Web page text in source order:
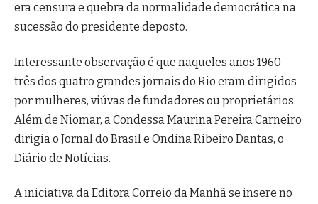
era censura e quebra da normalidade democrática na
sucessão do presidente deposto.
Interessante observação é que naqueles anos 1960
três dos quatro grandes jornais do Rio eram dirigidos
por mulheres, viúvas de fundadores ou proprietários.
Além de Niomar, a Condessa Maurina Pereira Carneiro
dirigia o Jornal do Brasil e Ondina Ribeiro Dantas, o
Diário de Notícias.
A iniciativa da Editora Correio da Manhã se insere no